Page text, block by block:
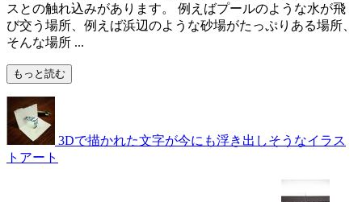
スとの触れ込みがあります。 例えばプールのような水が飛
び交う場所、例えば浜辺のような砂場がたっぷりある場所、
そんな場所 ...
もっと読む
3Dで描かれた文字が今にも浮き出しそうなイラス
トアート